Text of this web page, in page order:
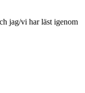
jag/vi har läst igenom